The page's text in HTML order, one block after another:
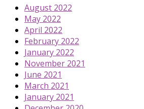
August 2022
May 2022
April 2022
February 2022
January 2022
November 2021
June 2021
March 2021
January 2021